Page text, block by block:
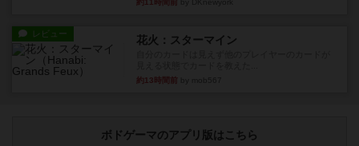
約11時間前
レビュー 花火：スターマイン
約13時間前
ボドゲーマのアプリ版はこちら